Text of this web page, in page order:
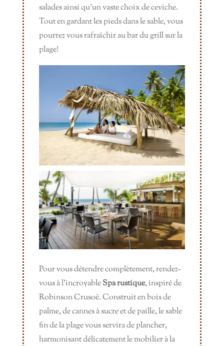
salades ainsi qu’un vaste choix de ceviche.
Tout en gardant les pieds dans le sable, vous
pourrez vous rafraîchir au bar du grill sur la
plage!
Pour vous détendre complètement, rendez-
vous à l’incroyableSpa rustique, inspiré de
Robinson Crusoë. Construit en bois de
palme, de cannes à sucre et de paille, le sable
fin de la plage vous servira de plancher,
harmonisant délicatement le mobilier à la